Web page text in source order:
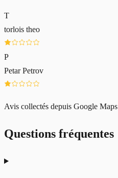
T
torlois theo
P
Petar Petrov
Avis collectés depuis Google Maps
Questions fréquentes